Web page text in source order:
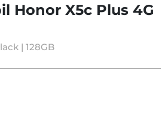
Honor X5c Plus 4G
| 128GB